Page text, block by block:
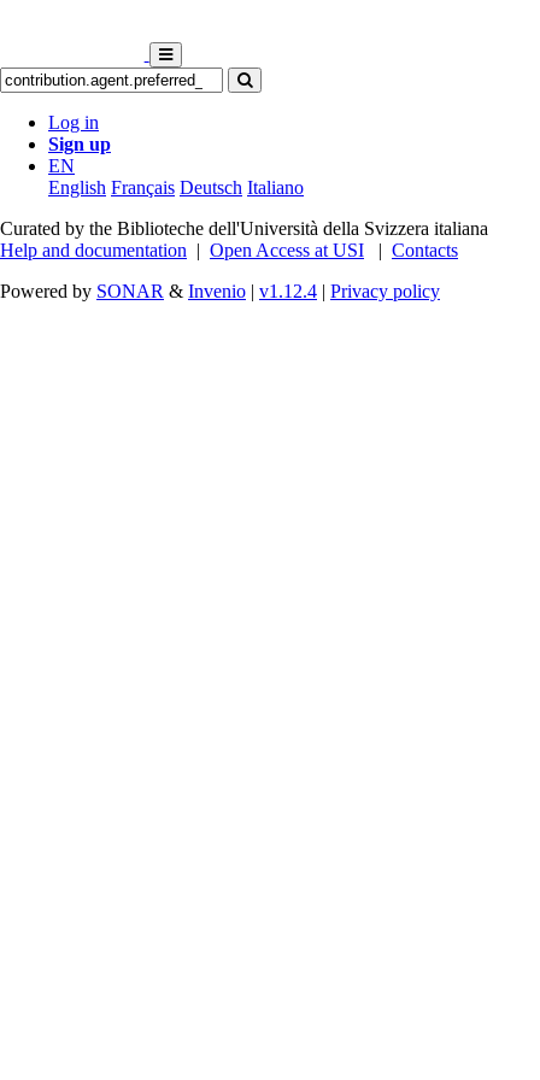
Log in
Sign up
EN
English Français Deutsch Italiano
Curated by the Biblioteche dell'Università della Svizzera italiana
Help and documentation | Open Access at USI | Contacts
Powered by SONAR & Invenio | v1.12.4 | Privacy policy